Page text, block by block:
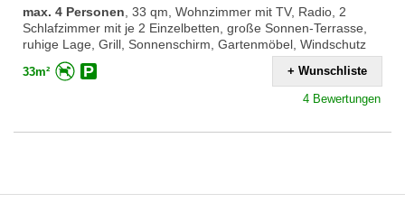
max. 4 Personen, 33 qm, Wohnzimmer mit TV, Radio, 2
Schlafzimmer mit je 2 Einzelbetten, große Sonnen-Terrasse,
ruhige Lage, Grill, Sonnenschirm, Gartenmöbel, Windschutz
33m² + Wunschliste
4 Bewertungen